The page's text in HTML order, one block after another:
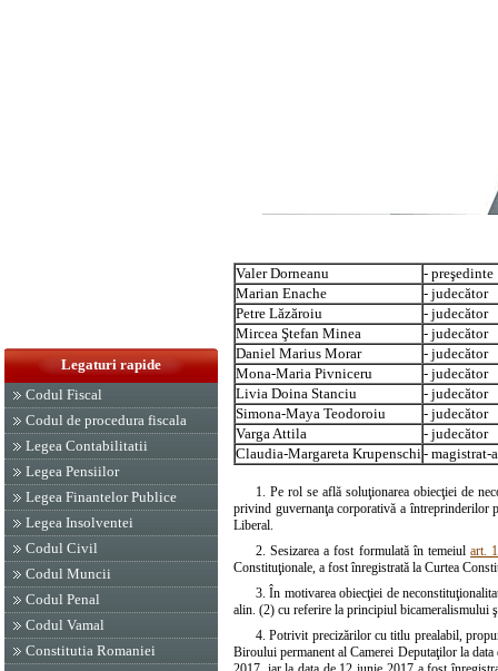
Legaturi rapide
Codul Fiscal
Codul de procedura fiscala
Legea Contabilitatii
Legea Pensiilor
Legea Finantelor Publice
Legea Insolventei
Codul Civil
Codul Muncii
Codul Penal
Codul Vamal
Constitutia Romaniei
Valer Dorneanu
- preşedinte
Marian Enache
- judecător
Petre Lăzăroiu
- judecător
Mircea Ştefan Minea
- judecător
Daniel Marius Morar
- judecător
Mona-Maria Pivniceru
- judecător
Livia Doina Stanciu
- judecător
Simona-Maya Teodoroiu
- judecător
Varga Attila
- judecător
Claudia-Margareta Krupenschi - magistrat-
1. Pe rol se află soluţionarea obiecţiei de
privind guvernanţa corporativă a întreprinderilor
Liberal.
2. Sesizarea a fost formulată în temeiulart.
Constituţionale, a fost înregistrată la Curtea
3. În motivarea obiecţiei de
alin. (2) cu referire la principiul bicameralismului
4. Potrivit precizărilor cu titlu prealabil,
Biroului permanent al Camerei Deputaţilor la